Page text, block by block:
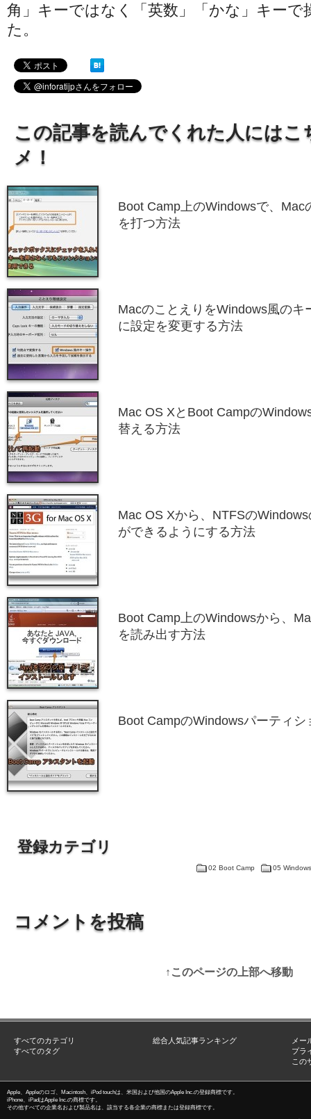
角」キーではなく「英数」「かな」キーで
た。
この記事を読んでくれた人にはこ
メ！
Boot Camp上のWindowsで、Mac
を打つ方法
MacのことえりをWindows風のキ
に設定を変更する方法
Mac OS XとBoot Campの
替える方法
Mac OS Xから、NTFSの
ができるようにする方法
Boot Camp上のWindowsから、
を読み出す方法
Boot CampのWindowsパーティ
登録カテゴリ
02 Boot Camp 05
コメントを投稿
↑このページの上部へ移動
すべてのカテゴリ
すべてのタグ
総合人気記事ランキング
メー
プラ
この
Apple、Appleのロゴ、Macintosh、iPod touchは、米国および他国のApple Inc.の登録商標です。
iPhone、iPadはApple Inc.の商標です。
その他すべての企業名および製品名は、該当する各企業の商標または登録商標です。